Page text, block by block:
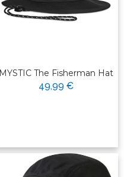
MYSTIC The Fisherman Hat
49,99 €